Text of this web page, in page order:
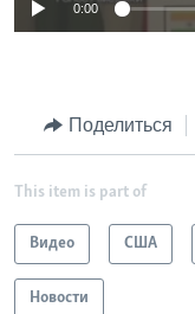
0:00
Поделиться
This item is part of
Видео США
Новости